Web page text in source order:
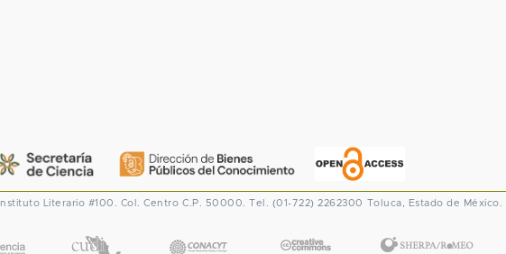
Instituto Literario #100. Col. Centro C.P. 50000. Tel. (01-722) 2262300 Toluca, Estado de México.